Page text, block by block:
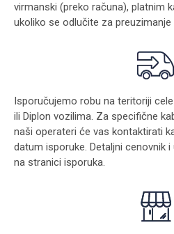
virmanski (preko računa), platnim
ukoliko se odlučite za
Isporučujemo robu na teritoriji
ili Diplon vozilima. Za specifične
naši operateri će vas kontaktirati
datum isporuke. Detaljni cenovnik
na stranici isporuka.